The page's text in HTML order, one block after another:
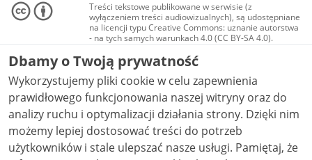
Treści tekstowe publikowane w serwisie (z
wyłączeniem treści audiowizualnych), są udostępniane
na licencji typu Creative Commons: uznanie autorstwa
- na tych samych warunkach 4.0 (CC BY-SA 4.0).
Materiały audiowizualne, w tym zdjęcia, materiały
audio i wideo, są udostępniane na licencji typu
Creative Commons: uznanie autorstwa użycie
niekomercyjne - bez utworów zależnych 4.0 (CC BY-
NC-ND 4.0), o ile nie jest to stwierdzone inaczej.
Dbamy o Twoją prywatność
Wykorzystujemy pliki cookie w celu zapewnienia
prawidłowego funkcjonowania naszej witryny oraz do
analizy ruchu i optymalizacji działania strony. Dzięki nim
możemy lepiej dostosować treści do potrzeb
użytkowników i stale ulepszać nasze usługi. Pamiętaj, że